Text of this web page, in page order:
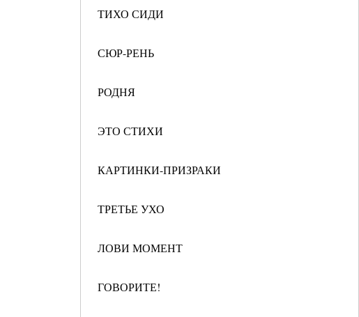
ТИХО СИДИ
СЮР-РЕНЬ
РОДНЯ
ЭТО СТИХИ
КАРТИНКИ-ПРИЗРАКИ
ТРЕТЬЕ УХО
ЛОВИ МОМЕНТ
ГОВОРИТЕ!